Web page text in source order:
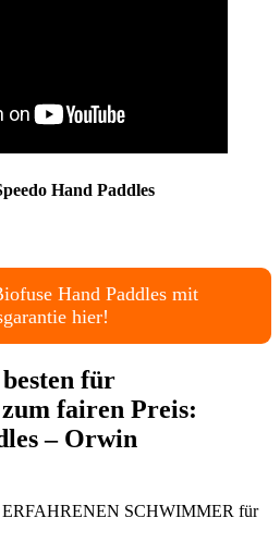
Hand Paddles
Hand Paddles mit
hier!
für
fairen Preis:
– Orwin
SCHWIMMER für